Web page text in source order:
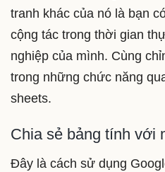
tranh khác của nó là bạn
cộng tác trong thời gian
nghiệp của mình. Cùng
trong những chức năng
sheets.
Chia sẻ bảng tính với
Đây là cách sử dụng